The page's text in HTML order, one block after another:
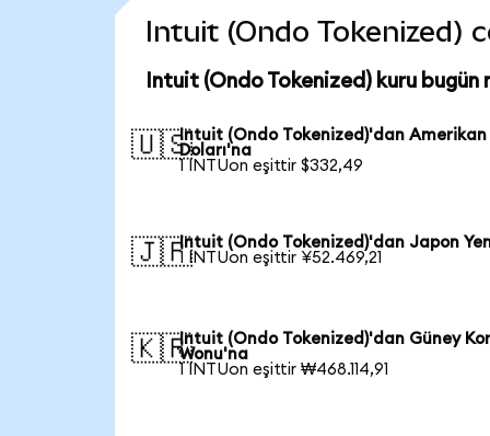
Intuit (Ondo Tokenized)
Intuit (Ondo Tokenized) kuru bugün
🇺🇸Intuit (Ondo Tokenized)'dan Amerikan
Doları'na
1 INTUon eşittir $332,49
🇯🇵Intuit (Ondo Tokenized)'dan Japon
1 INTUon eşittir ¥52.469,21
🇰🇷Intuit (Ondo Tokenized)'dan Güney
Wonu'na
1 INTUon eşittir ₩468.114,91